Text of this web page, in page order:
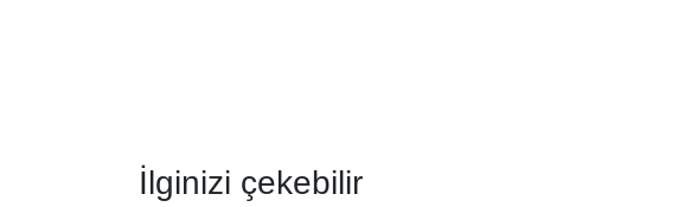
İlginizi çekebilir